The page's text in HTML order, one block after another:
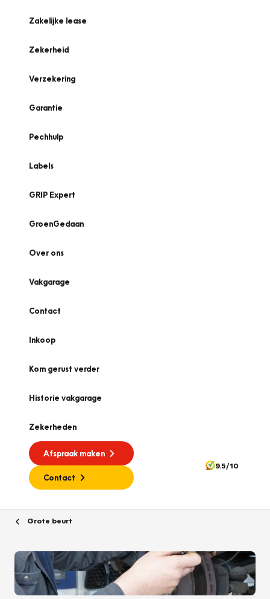
Zakelijke lease
Zekerheid
Verzekering
Garantie
Pechhulp
Labels
GRIP Expert
GroenGedaan
Over ons
Vakgarage
Contact
Inkoop
Kom gerust verder
Historie vakgarage
Zekerheden
Afspraak maken
Contact
9.5/10
Grote beurt